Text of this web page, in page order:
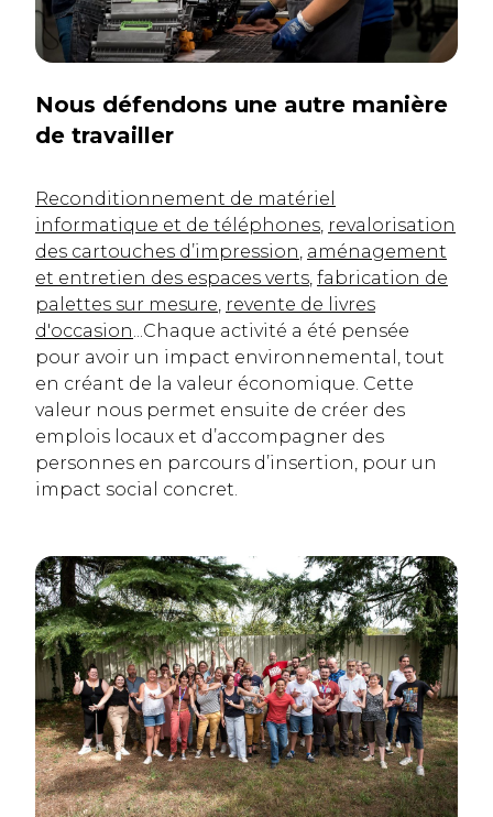
Nous défendons une autre manière
de travailler
Reconditionnement de matériel
informatique et de téléphones revalorisation
des cartouches d’impression aménagement
et entretien des espaces verts fabrication de
palettes sur mesure revente de livres
d'occasion
Chaque activité a été pensée
pour avoir un impact environnemental, tout
en créant de la valeur économique. Cette
valeur nous permet ensuite de créer des
emplois locaux et d’accompagner des
personnes en parcours d’insertion, pour un
impact social concret.